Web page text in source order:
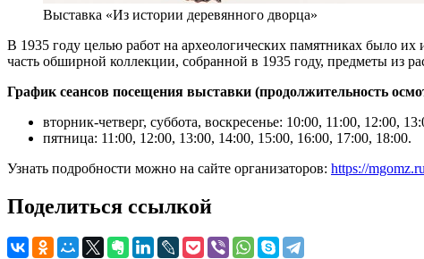
Выставка «Из истории деревянного дворца»
В 1935 году целью работ на археологических памятниках было
часть обширной коллекции, собранной в 1935 году, предметы из
График сеансов посещения выставки (продолжительность
вторник-четверг, суббота, воскресенье: 10:00, 11:00, 12:00,
пятница: 11:00, 12:00, 13:00, 14:00, 15:00, 16:00, 17:00, 18:00.
Узнать подробности можно на сайте организаторов: https://
Поделиться ссылкой